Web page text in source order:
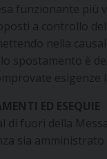
funzionante più
a controllo
nella
spostamento è
esigenze
ED ESEQUIE
di fuori della
sia